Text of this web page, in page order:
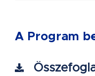
A Program